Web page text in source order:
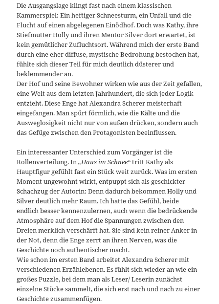
Die Ausgangslage klingt fast nach einem klassischen
Kammerspiel: Ein heftiger Schneesturm, ein Unfall und die
Flucht auf einen abgelegenen Einödhof. Doch was Kathy, ihre
Stiefmutter Holly und ihren Mentor Silver dort erwartet, ist
kein gemütlicher Zufluchtsort. Während mich der erste Band
durch eine eher diffuse, mystische Bedrohung bestochen hat,
fühlte sich dieser Teil für mich deutlich düsterer und
beklemmender an.
Der Hof und seine Bewohner wirken wie aus der Zeit gefallen,
eine Welt aus dem letzten Jahrhundert, die sich jeder Logik
entzieht. Diese Enge hat Alexandra Scherer meisterhaft
eingefangen. Man spürt förmlich, wie die Kälte und die
Ausweglosigkeit nicht nur von außen drücken, sondern auch
das Gefüge zwischen den Protagonisten beeinflussen.
Ein interessanter Unterschied zum Vorgänger ist die
Rollenverteilung. In„Haus im Schnee“tritt Kathy als
Hauptfigur gefühlt fast ein Stück weit zurück. Was im ersten
Moment ungewohnt wirkt, entpuppt sich als geschickter
Schachzug der Autorin: Denn dadurch bekommen Holly und
Silver deutlich mehr Raum. Ich hatte das Gefühl, beide
endlich besser kennenzulernen, auch wenn die bedrückende
Atmosphäre auf dem Hof die Spannungen zwischen den
Dreien merklich verschärft hat. Sie sind kein reiner Anker in
der Not, denn die Enge zerrt an ihren Nerven, was die
Geschichte noch authentischer macht.
Wie schon im ersten Band arbeitet Alexandra Scherer mit
verschiedenen Erzählebenen. Es fühlt sich wieder an wie ein
großes Puzzle, bei dem man als Leser/ Leserin zunächst
einzelne Stücke sammelt, die sich erst nach und nach zu einer
Geschichte zusammenfügen.